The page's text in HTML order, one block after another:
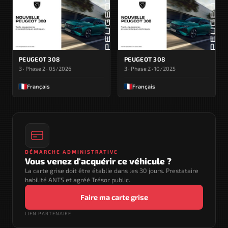
PEUGEOT 308
3 · Phase 2 · 05/2026
Français
PEUGEOT 308
3 · Phase 2 · 10/2025
Français
DÉMARCHE ADMINISTRATIVE
Vous venez d'acquérir ce véhicule ?
La carte grise doit être établie dans les 30 jours. Prestataire
habilité ANTS et agréé Trésor public.
Faire ma carte grise
LIEN PARTENAIRE